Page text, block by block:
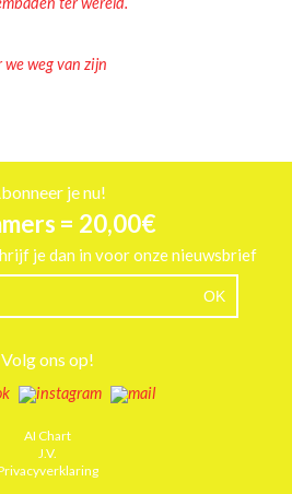
je nu!
= 20,00€
je dan in voor onze nieuwsbrief
Volg ons op!
AI Chart
J.V.